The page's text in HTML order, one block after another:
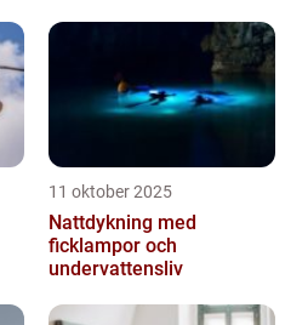
11 oktober 2025
Nattdykning med
ficklampor och
undervattensliv